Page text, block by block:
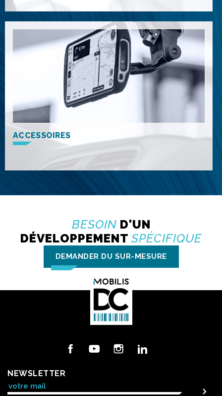
ACCESSOIRES
BESOIN D'UN
DÉVELOPPEMENT SPÉCIFIQUE
DEMANDER DU SUR-MESURE
NEWSLETTER
FacebookYouTube Instagram